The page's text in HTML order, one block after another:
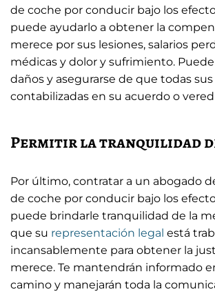
de coche por conducir bajo los
puede ayudarlo a obtener la
merece por sus lesiones, salarios
médicas y dolor y sufrimiento.
daños y asegurarse de que todas
contabilizadas en su acuerdo o
Permitir la tranquilidad
Por último, contratar a un abogado
de coche por conducir bajo los
puede brindarle tranquilidad de la
que su representación legal está
incansablemente para obtener la
merece. Te mantendrán informado
camino y manejarán toda la